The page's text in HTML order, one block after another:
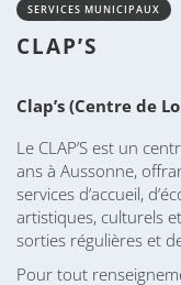
SERVICES MUNICIPAUX
CLAP’S
Clap’s (Centre de
Le CLAP’S est un
ans à Aussonne,
services d’accueil,
artistiques, culturels
sorties régulières et
Pour tout